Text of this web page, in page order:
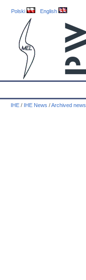
Polski English
IHE / IHE News /Archived news